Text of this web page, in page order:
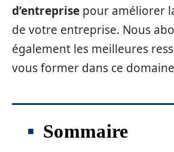
d’entreprise pour améliorer
de votre entreprise. Nous
également les meilleures
vous former dans ce
Sommaire